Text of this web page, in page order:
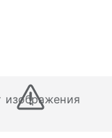
изображения